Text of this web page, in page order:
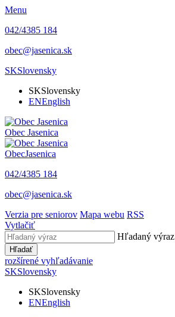
Menu
042/4385 184
obec@jasenica.sk
SKSlovensky
SKSlovensky
ENEnglish
Obec Jasenica
ObecJasenica
042/4385 184
obec@jasenica.sk
Verzia pre seniorov Mapa webu RSS
Vytlačiť
Hľadaný výraz
Hľadať
rozšírené vyhľadávanie
SKSlovensky
SKSlovensky
ENEnglish